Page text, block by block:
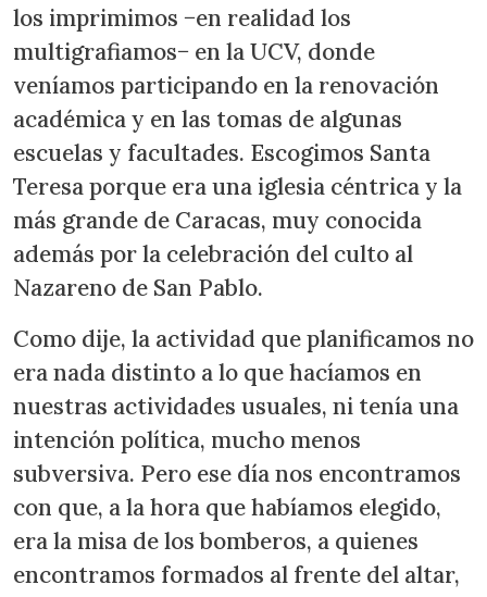
los imprimimos −en realidad los
multigrafiamos− en la UCV, donde
veníamos participando en la renovación
académica y en las tomas de algunas
escuelas y facultades. Escogimos Santa
Teresa porque era una iglesia céntrica y la
más grande de Caracas, muy conocida
además por la celebración del culto al
Nazareno de San Pablo.
Como dije, la actividad que planificamos no
era nada distinto a lo que hacíamos en
nuestras actividades usuales, ni tenía una
intención política, mucho menos
subversiva. Pero ese día nos encontramos
con que, a la hora que habíamos elegido,
era la misa de los bomberos, a quienes
encontramos formados al frente del altar,